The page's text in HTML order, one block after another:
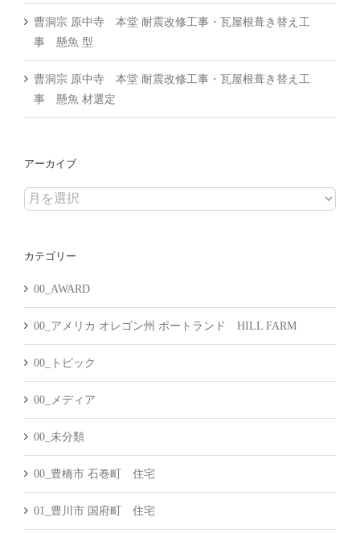
曹洞宗 原中寺 本堂 耐震改修工事・瓦屋根葺き替え工
事 懸魚 型
曹洞宗 原中寺 本堂 耐震改修工事・瓦屋根葺き替え工
事 懸魚 材選定
アーカイブ
ア
イ
カテゴリー
00_AWARD
00_アメリカ オレゴン州 ポートランド HILL FARM
00_トピック
00_メディア
00_未分類
00_豊橋市 石巻町 住宅
01_豊川市 国府町 住宅